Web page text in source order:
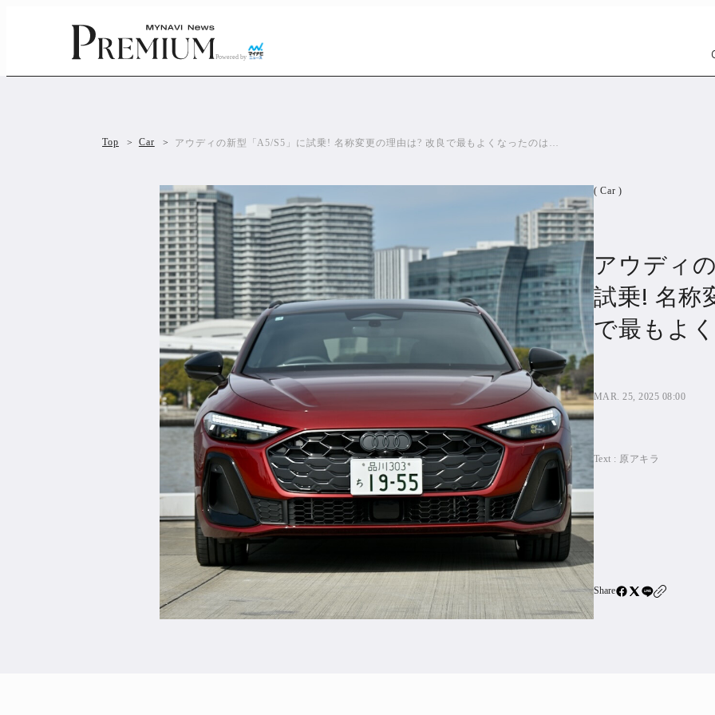
Powered by
Car 1303
PR
SBIネオ
All Articles
Top Car アウディの新型「A5/S5」に試乗! 名称変更の理由は? 改良で最もよくなったのは…
( Car )
アウディ
試乗! 名称
で最もよ
MAR. 25, 2025 08:00
Text : 原アキラ
Share